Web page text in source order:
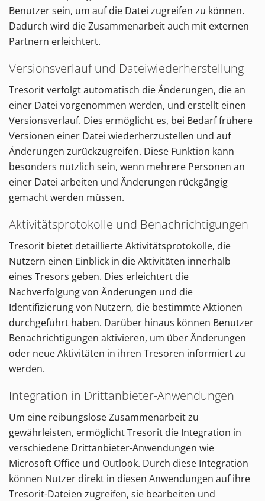
Benutzer sein, um auf die Datei zugreifen zu können.
Dadurch wird die Zusammenarbeit auch mit externen
Partnern erleichtert.
Versionsverlauf und Dateiwiederherstellung
Tresorit verfolgt automatisch die Änderungen, die an
einer Datei vorgenommen werden, und erstellt einen
Versionsverlauf. Dies ermöglicht es, bei Bedarf frühere
Versionen einer Datei wiederherzustellen und auf
Änderungen zurückzugreifen. Diese Funktion kann
besonders nützlich sein, wenn mehrere Personen an
einer Datei arbeiten und Änderungen rückgängig
gemacht werden müssen.
Aktivitätsprotokolle und Benachrichtigungen
Tresorit bietet detaillierte Aktivitätsprotokolle, die
Nutzern einen Einblick in die Aktivitäten innerhalb
eines Tresors geben. Dies erleichtert die
Nachverfolgung von Änderungen und die
Identifizierung von Nutzern, die bestimmte Aktionen
durchgeführt haben. Darüber hinaus können Benutzer
Benachrichtigungen aktivieren, um über Änderungen
oder neue Aktivitäten in ihren Tresoren informiert zu
werden.
Integration in Drittanbieter-Anwendungen
Um eine reibungslose Zusammenarbeit zu
gewährleisten, ermöglicht Tresorit die Integration in
verschiedene Drittanbieter-Anwendungen wie
Microsoft Office und Outlook. Durch diese Integration
können Nutzer direkt in diesen Anwendungen auf ihre
Tresorit-Dateien zugreifen, sie bearbeiten und